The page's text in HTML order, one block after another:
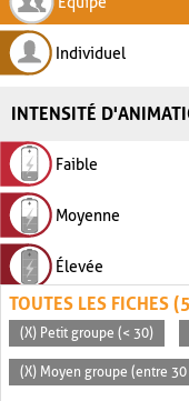
Individuel
INTENSITÉ
Faible
Moyenne
Élevée
TOUTES LES FICHES
(X) Petit groupe (< 30)
(X) Moyen groupe (entre